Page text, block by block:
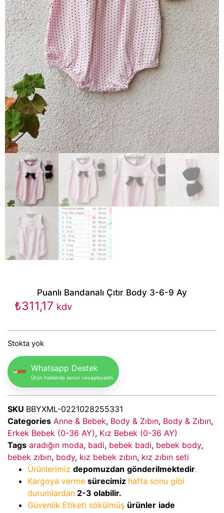
Puanlı Bandanalı Çıtır Body 3-6-9 Ay
₺311,17 kdv
Stokta yok
Whatsapp Destek
Ürün hakkında sorun cevaplayalım
SKU BBYXML-0221028255331
Categories Anne & Bebek, Body & Zıbın, Body & Zıbın,
Erkek Bebek (0-36 AY), Kız Bebek (0-36 AY)
Tags aradığın moda, badi, bebek badi, bebek body,
bebek zıbın, body, kız bebek zıbın, kız zıbın seti
Ürünlerimiz depomuzdan gönderilmektedir.
Kargoya verme sürecimiz hafta sonu gibi
durumlardan 2-3 olabilir.
Güvenlik Etiketi sökülmüş ürünler iade